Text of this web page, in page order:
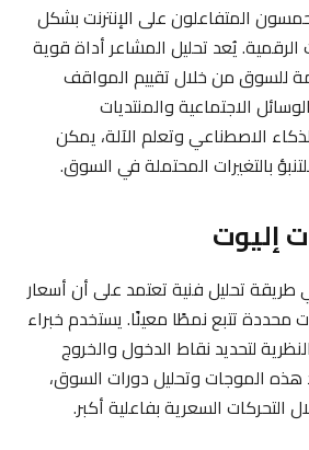
المتفاعلون على الإنترنت بشكل
الرقمية. يُعد تحليل المشاعر أداة قوية
للسوق من خلال تقييم المواقف
الاجتماعية والمنتديات
الاصطناعي وتعلم الآلة، يمكن
بالتغيرات المحتملة في السوق.
تحليل فنية تعتمد على أن أسعار
تتبع نمطًا معينًا. يستخدم خبراء
لتحديد نقاط الدخول والخروج
هذه الموجات وتحليل دورات السوق،
التحركات السعرية بفاعلية أكبر.